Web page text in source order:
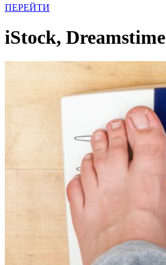
ПЕРЕЙТИ
iStock, Dreamstime